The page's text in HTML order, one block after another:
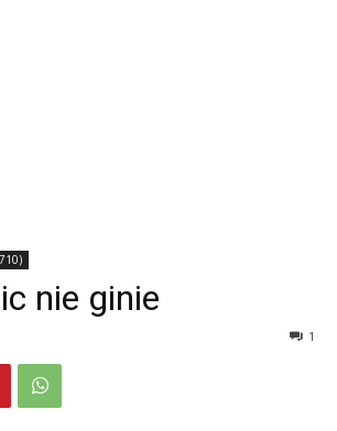
nie ginie
1